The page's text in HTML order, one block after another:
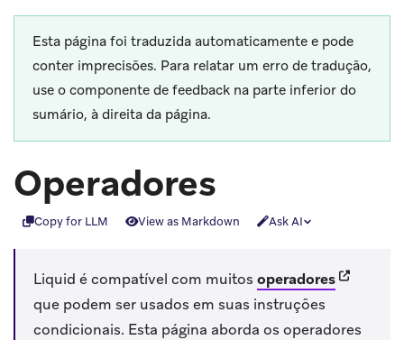
Esta página foi traduzida automaticamente e pode
conter imprecisões. Para relatar um erro de tradução,
use o componente de feedback na parte inferior do
sumário, à direita da página.
Operadores
Copy for LLM View as Markdown Ask AI
Liquid é compatível com muitos operadores(opens in
que podem ser usados em suas instruções
condicionais. Esta página aborda os operadores